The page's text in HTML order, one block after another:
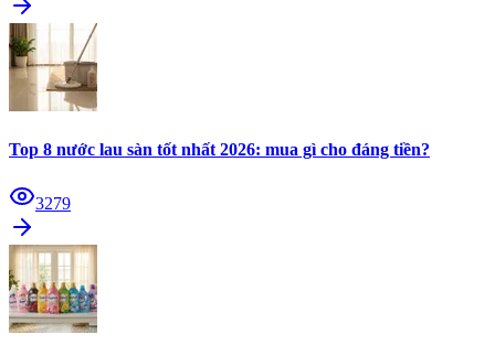
Top 8 nước lau sàn tốt nhất 2026: mua gì cho đáng tiền?
3279